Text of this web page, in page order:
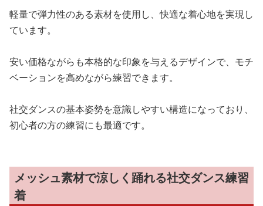
軽量で弾力性のある素材を使用し、快適な着心地を実現し
ています。
安い価格ながらも本格的な印象を与えるデザインで、モチ
ベーションを高めながら練習できます。
社交ダンスの基本姿勢を意識しやすい構造になっており、
初心者の方の練習にも最適です。
メッシュ素材で涼しく踊れる社交ダンス練習
着